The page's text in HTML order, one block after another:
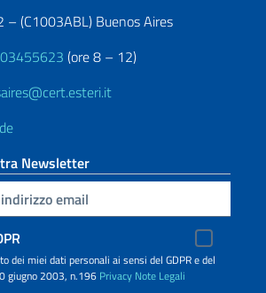
– (C1003ABL) Buenos Aires
(ore 8 – 12)
Newsletter
dei miei dati personali ai sensi del GDPR e del
giugno 2003, n.196 Privacy Note Legali